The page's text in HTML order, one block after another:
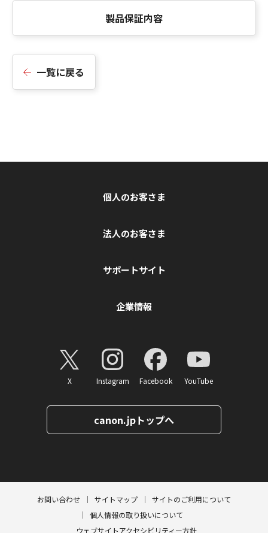
製品保証内容
一覧に戻る
個人のお客さま
法人のお客さま
サポートサイト
企業情報
X Instagram Facebook YouTube
canon.jpトップへ
お問い合わせ サイトマップ
サイトのご利用について
個人情報の取り扱いについて
ウェブサイトアクセシビリティー方針